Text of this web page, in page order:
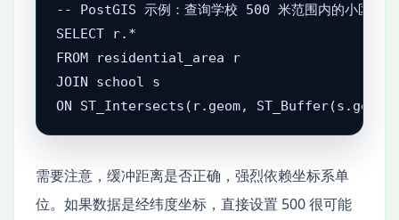
-- PostGIS 示例：查询学校 500 米范围内的小区
SELECT r.*
FROM residential_area r
JOIN school s
ON ST_Intersects(r.geom,
需要注意，缓冲距离是否正确，强烈依赖坐标系单
位。如果数据是经纬度坐标，直接设置 500 很可能